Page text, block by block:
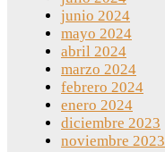
junio 2024
mayo 2024
abril 2024
marzo 2024
febrero 2024
enero 2024
diciembre 2023
noviembre 2023